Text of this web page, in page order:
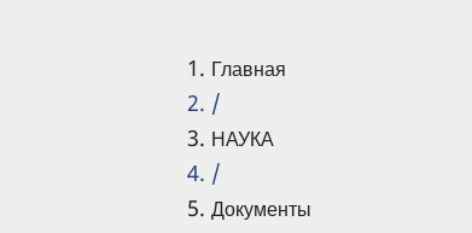
Главная
/
НАУКА
/
Документы